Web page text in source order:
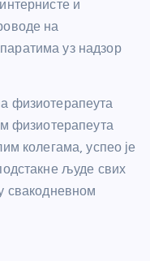
и
на
уз надзор
физиотерапеута
физиотерапеута
колегама, успео је
људе свих
свакодневном